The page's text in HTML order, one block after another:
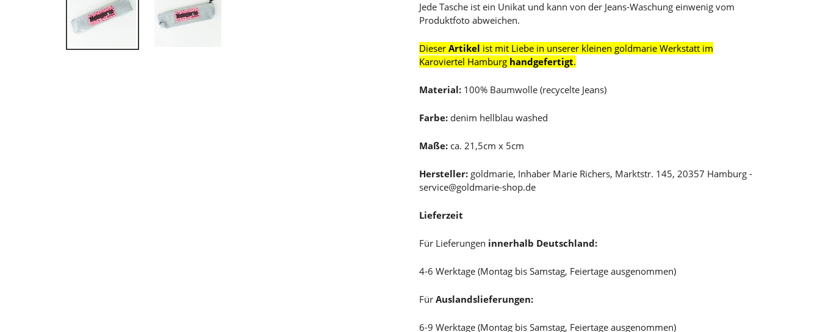
Jede Tasche ist ein Unikat und kann von der Jeans-Waschung einwenig vom
Produktfoto abweichen.
Dieser Artikel ist mit Liebe in unserer kleinen goldmarie Werkstatt im
Karoviertel Hamburg handgefertigt.
Material: 100% Baumwolle (recycelte Jeans)
Farbe: denim hellblau washed
Maße: ca. 21,5cm x 5cm
Hersteller: goldmarie, Inhaber Marie Richers, Marktstr. 145, 20357 Hamburg -
service@goldmarie-shop.de
Lieferzeit
Für Lieferungen innerhalb Deutschland:
4-6 Werktage (Montag bis Samstag, Feiertage ausgenommen)
Für Auslandslieferungen:
6-9 Werktage (Montag bis Samstag, Feiertage ausgenommen)